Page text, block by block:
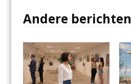
Andere berichten